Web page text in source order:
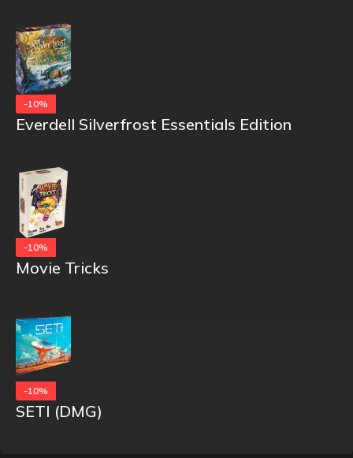
-10%
Everdell Silverfrost Essentials Edition
-10%
Movie Tricks
-10%
SETI (DMG)